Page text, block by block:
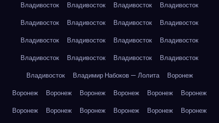
Владивосток
Владивосток Владивосток
Владивосток
Владивосток
Владивосток Владивосток
Владивосток
Владивосток
Владивосток Владивосток
Владивосток
Владивосток
Владивосток Владивосток
Владивосток
Владивосток
Владимир Набоков — Лолита
Воронеж
Воронеж
Воронеж Воронеж Воронеж Воронеж
Воронеж
Воронеж
Воронеж Воронеж Воронеж Воронеж
Воронеж